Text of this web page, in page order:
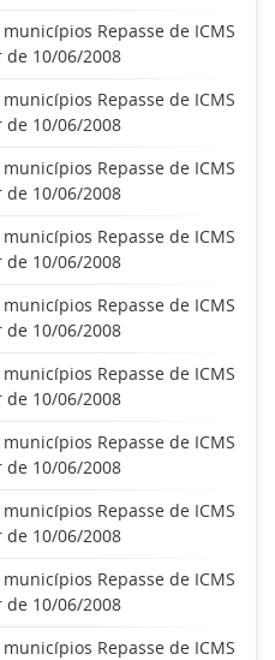
Repasse de ICMS
de 10/06/2008
Repasse de ICMS
de 10/06/2008
Repasse de ICMS
de 10/06/2008
Repasse de ICMS
de 10/06/2008
Repasse de ICMS
de 10/06/2008
Repasse de ICMS
de 10/06/2008
Repasse de ICMS
de 10/06/2008
Repasse de ICMS
de 10/06/2008
Repasse de ICMS
de 10/06/2008
Repasse de ICMS